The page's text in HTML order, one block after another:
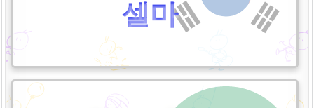
셀마